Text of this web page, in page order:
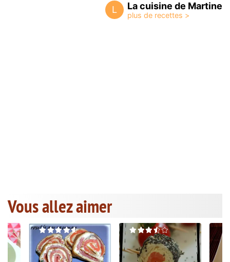
L La cuisine de Martine
Vous allez aimer